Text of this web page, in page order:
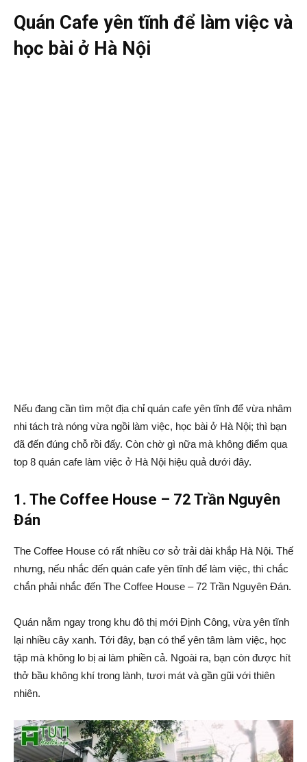
Quán Cafe yên tĩnh để làm việc và
học bài ở Hà Nội
Nếu đang cần tìm một địa chỉ quán cafe yên tĩnh để vừa nhâm
nhi tách trà nóng vừa ngồi làm việc, học bài ở Hà Nội; thì bạn
đã đến đúng chỗ rồi đấy. Còn chờ gì nữa mà không điểm qua
top 8 quán cafe làm việc ở Hà Nội hiệu quả dưới đây.
1. The Coffee House – 72 Trần Nguyên
Đán
The Coffee House có rất nhiều cơ sở trải dài khắp Hà Nội. Thế
nhưng, nếu nhắc đến quán cafe yên tĩnh để làm việc, thì chắc
chắn phải nhắc đến The Coffee House – 72 Trần Nguyên Đán.
Quán nằm ngay trong khu đô thị mới Định Công, vừa yên tĩnh
lại nhiều cây xanh. Tới đây, bạn có thể yên tâm làm việc, học
tập mà không lo bị ai làm phiền cả. Ngoài ra, bạn còn được hít
thở bầu không khí trong lành, tươi mát và gần gũi với thiên
nhiên.